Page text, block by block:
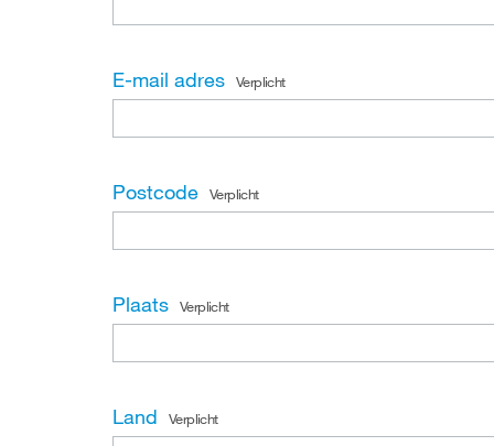
E-mail adres Verplicht
Postcode Verplicht
Plaats Verplicht
Land Verplicht